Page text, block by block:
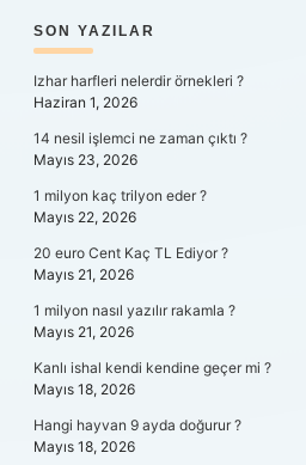
SIDEBAR
SON YAZILAR
Izhar harfleri nelerdir örnekleri ?
Haziran 1, 2026
14 nesil işlemci ne zaman çıktı ?
Mayıs 23, 2026
1 milyon kaç trilyon eder ?
Mayıs 22, 2026
20 euro Cent Kaç TL Ediyor ?
Mayıs 21, 2026
1 milyon nasıl yazılır rakamla ?
Mayıs 21, 2026
Kanlı ishal kendi kendine geçer mi ?
Mayıs 18, 2026
Hangi hayvan 9 ayda doğurur ?
Mayıs 18, 2026